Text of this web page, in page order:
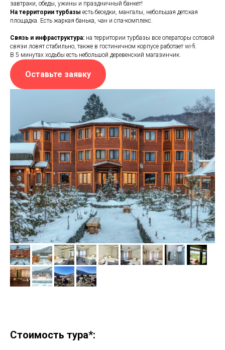
завтраки, обеды, ужины и праздничный банкет!
На территории турбазы есть беседки, мангалы, небольшая детская
площадка. Есть жаркая банька, чан и спа-комплекс.
Связь и инфраструктура: на территории турбазы все операторы сотовой
связи ловят стабильно, также в гостиничном корпусе работает wi-fi.
В 5 минутах ходьбы есть небольшой деревенский магазинчик.
Оставьте заявку
Стоимость тура*: